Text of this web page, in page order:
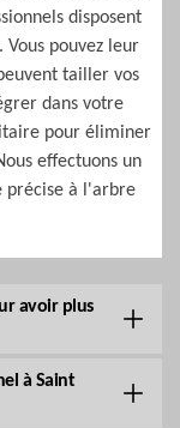
disposent
Vous pouvez leur
tailler vos
dans votre
pour éliminer
effectuons un
précise à l'arbre
avoir plus
à Saint